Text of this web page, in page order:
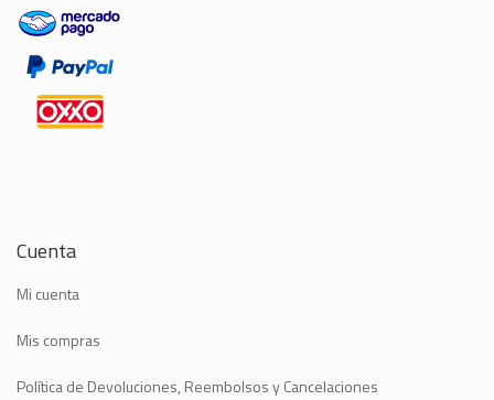
Cuenta
Mi cuenta
Mis compras
Política de Devoluciones, Reembolsos y Cancelaciones